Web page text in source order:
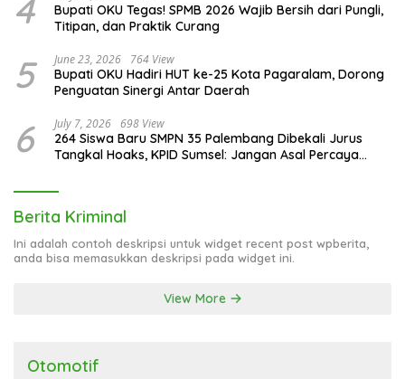
4
Bupati OKU Tegas! SPMB 2026 Wajib Bersih dari Pungli,
Titipan, dan Praktik Curang
5 June 23, 2026 764 View
Bupati OKU Hadiri HUT ke-25 Kota Pagaralam, Dorong
Penguatan Sinergi Antar Daerah
6 July 7, 2026 698 View
264 Siswa Baru SMPN 35 Palembang Dibekali Jurus
Tangkal Hoaks, KPID Sumsel: Jangan Asal Percaya
Berita Kriminal
Ini adalah contoh deskripsi untuk widget recent post wpberita,
anda bisa memasukkan deskripsi pada widget ini.
View More
Otomotif